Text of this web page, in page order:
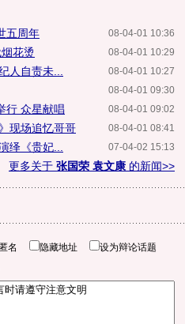
08-04-01 10:36
五周年
08-04-01 10:29
花烫
08-04-01 10:27
人自责未...
08-04-01 09:30
08-04-01 09:02
行 众星献唱
08-04-01 08:41
现场追忆哥哥
07-04-02 15:13
绎《贵妃...
更多关于 张国荣 袁文康 的新闻>>
名 隐藏地址 设为辩论话题